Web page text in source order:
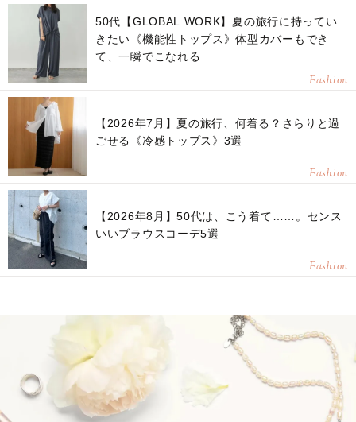
50代【GLOBAL WORK】夏の旅行に持ってい
きたい《機能性トップス》体型カバーもでき
て、一瞬でこなれる
Fashion
【2026年7月】夏の旅行、何着る？さらりと過
ごせる《冷感トップス》3選
Fashion
【2026年8月】50代は、こう着て……。センス
いいブラウスコーデ5選
Fashion